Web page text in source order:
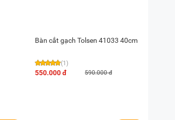
Bàn cắt gạch Tolsen 41033 40cm
(1)
550.000 đ 590.000 đ